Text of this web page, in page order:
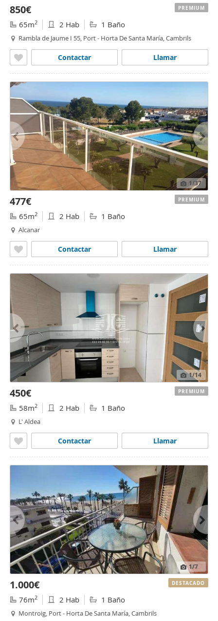
850€
65m2 2 Hab 1 Baño
Rambla de Jaume I 55, Port - Horta De Santa María, Cambrils
Llamar
Contactar
PREMIUM
1/37
477€
65m2 2 Hab 1 Baño
Alcanar
Llamar
Contactar
PREMIUM
1/14
450€
58m2 2 Hab 1 Baño
L' Aldea
Llamar
Contactar
PREMIUM
1/7
1.000€
76m2 2 Hab 1 Baño
Montroig, Port - Horta De Santa María, Cambrils
DESTACADO